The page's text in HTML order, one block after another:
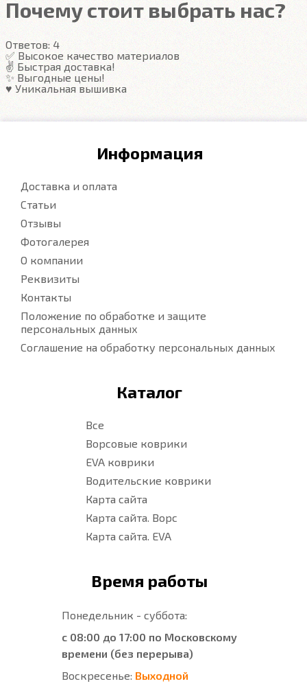
видно. ЕВА удобны тем, что их легко достать не
Подробнее
Почему стоит выбрать нас?
Ответов: 4
✅ Высокое качество материалов
✌️ Быстрая доставка!
✨ Выгодные цены!
♥️ Уникальная вышивка
Информация
Доставка и оплата
Статьи
Отзывы
Фотогалерея
О компании
Реквизиты
Контакты
Положение по обработке и защите
персональных данных
Соглашение на обработку персональных данных
Каталог
Все
Ворсовые коврики
EVA коврики
Водительские коврики
Карта сайта
Карта сайта. Ворс
Карта сайта. EVA
Время работы
Понедельник - суббота:
с 08:00 до 17:00 по Московскому
времени (без перерыва)
Воскресенье: Выходной